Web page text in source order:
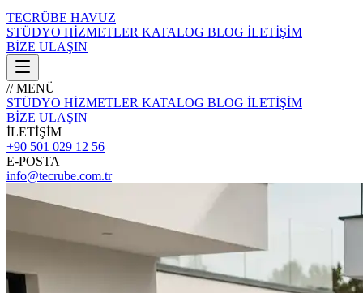
TECRÜBE HAVUZ
STÜDYO HİZMETLER KATALOG BLOG İLETİŞİM
BİZE ULAŞIN
// MENÜ
STÜDYO HİZMETLER KATALOG BLOG İLETİŞİM
BİZE ULAŞIN
İLETİŞİM
+90 501 029 12 56
E-POSTA
info@tecrube.com.tr